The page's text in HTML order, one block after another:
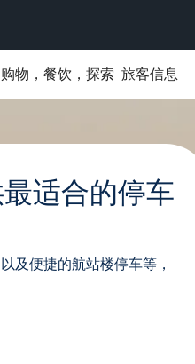
购物，餐饮，探索 旅客信息
适合的停车
及便捷的航站楼停车等，